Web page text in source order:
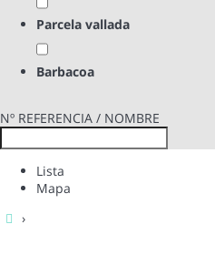
Parcela vallada
Barbacoa
Nº REFERENCIA / NOMBRE
Lista
Mapa
›